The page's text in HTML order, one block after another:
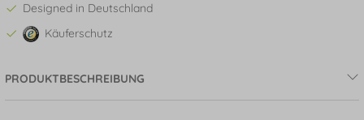
Designed in Deutschland
Käuferschutz
PRODUKTBESCHREIBUNG